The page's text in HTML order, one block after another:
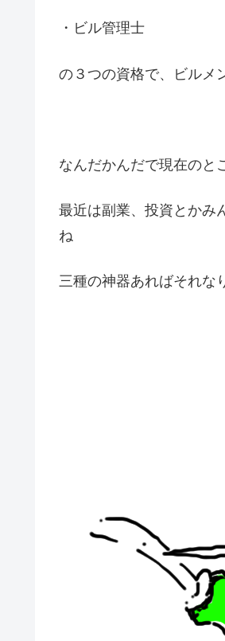
・ビル管理士
の３つの資格で、ビルメ
なんだかんだで現在のと
最近は副業、投資とかみ
ね
三種の神器あればそれな